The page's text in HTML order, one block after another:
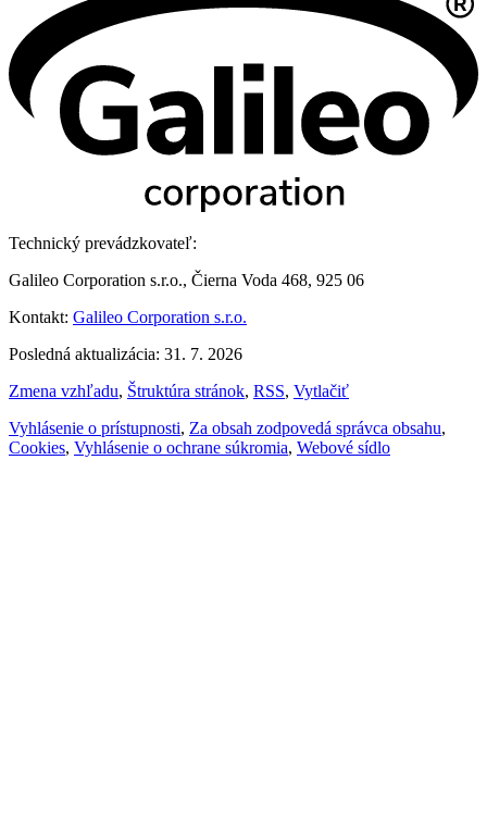
Technický prevádzkovateľ:
Galileo Corporation s.r.o., Čierna Voda 468, 925 06
Kontakt: Galileo Corporation s.r.o.
Posledná aktualizácia: 31. 7. 2026
Zmena vzhľadu, Štruktúra stránok, RSS, Vytlačiť
Vyhlásenie o prístupnosti, Za obsah zodpovedá správca obsahu,
Cookies, Vyhlásenie o ochrane súkromia, Webové sídlo